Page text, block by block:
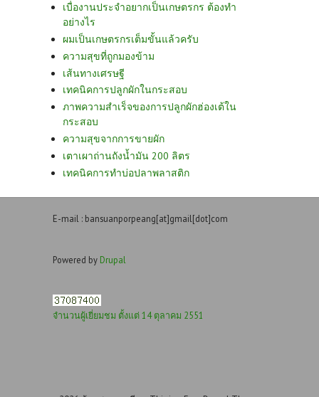
เบื่องานประจำอยากเป็นเกษตรกร ต้องทำ
อย่างไร
ผมเป็นเกษตรกรเต็มขั้นแล้วครับ
ความสุขที่ถูกมองข้าม
เส้นทางเศรษฐี
เทคนิคการปลูกผักในกระสอบ
ภาพความสำเร็จของการปลูกผักฮ่องเต้ใน
กระสอบ
ความสุขจากการขายผัก
เตาเผาถ่านถังน้ำมัน 200 ลิตร
เทคนิคการทำบ่อปลาพลาสติก
E-mail : bansuanporpeang[at]gmail[dot]com
Powered by Drupal
จำนวนผู้เยี่ยมชม ตั้งแต่ 14 ตุลาคม 2551